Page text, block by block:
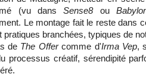
(vu dansSense8ou
Le montage fait le reste dans
pratiques branchées, typiques de
de The Offercomme d'Irma Vep,
processus créatif, sérendipité